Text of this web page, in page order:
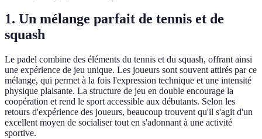
1. Un mélange parfait de tennis et de
squash
Le padel combine des éléments du tennis et du squash, offrant ainsi
une expérience de jeu unique. Les joueurs sont souvent attirés par ce
mélange, qui permet à la fois l'expression technique et une intensité
physique plaisante. La structure de jeu en double encourage la
coopération et rend le sport accessible aux débutants. Selon les
retours d'expérience des joueurs, beaucoup trouvent qu'il s'agit d'un
excellent moyen de socialiser tout en s'adonnant à une activité
sportive.